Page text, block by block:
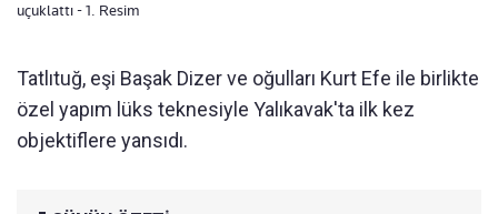
uçuklattı - 1. Resim
Tatlıtuğ, eşi Başak Dizer ve oğulları Kurt Efe ile birlikte
özel yapım lüks teknesiyle Yalıkavak'ta ilk kez
objektiflere yansıdı.